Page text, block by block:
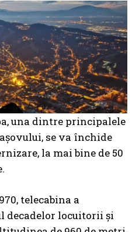
una dintre principalele
se va închide
la mai bine de 50
telecabina a
decadelor locuitorii și